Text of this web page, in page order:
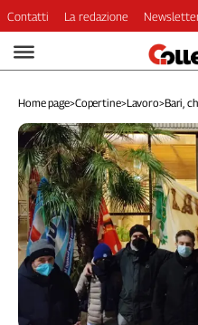
Video
Dirette
Longform
Copertine
Economia
Lavoro
Ambiente
Diritti
Welfare
Contatti La redazione
Home page>Copertine>Lavoro>Bari,